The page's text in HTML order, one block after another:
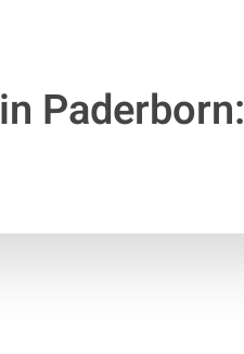
in Paderborn: